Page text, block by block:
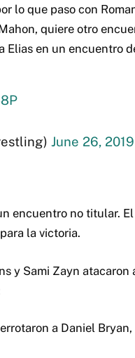
lo que paso con
quiere otro
en un encuentro
June 26, 2019
encuentro no titular.
la victoria.
y Sami Zayn
a Daniel